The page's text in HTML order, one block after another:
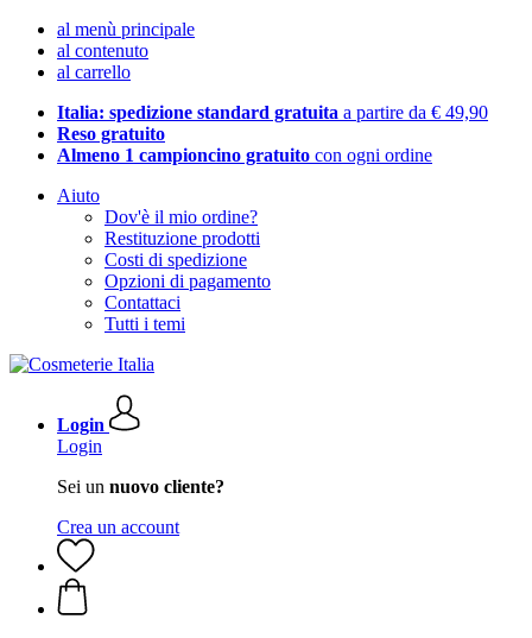
al menù principale
al contenuto
al carrello
Italia: spedizione standard gratuita a partire da € 49,90
Reso gratuito
Almeno 1 campioncino gratuito con ogni ordine
Aiuto
Dov'è il mio ordine?
Restituzione prodotti
Costi di spedizione
Opzioni di pagamento
Contattaci
Tutti i temi
Login
Login
Sei un nuovo cliente?
Crea un account